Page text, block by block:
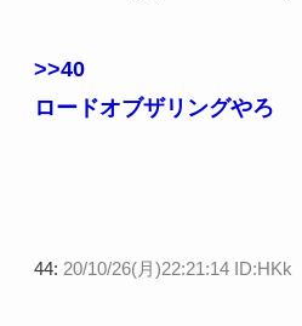
>>40
ロードオブザリングやろ
44: 20/10/26(月)22:21:14 ID:HKk